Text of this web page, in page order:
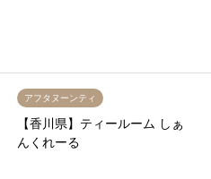
アフタヌーンティ
【香川県】ティールーム しぁ
んくれーる